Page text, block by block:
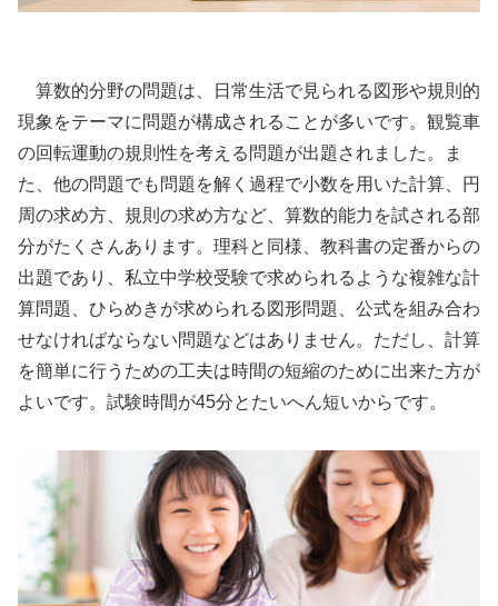
算数的分野の問題は、日常生活で見られる図形や規則的
現象をテーマに問題が構成されることが多いです。観覧車
の回転運動の規則性を考える問題が出題されました。ま
た、他の問題でも問題を解く過程で小数を用いた計算、円
周の求め方、規則の求め方など、算数的能力を試される部
分がたくさんあります。理科と同様、教科書の定番からの
出題であり、私立中学校受験で求められるような複雑な計
算問題、ひらめきが求められる図形問題、公式を組み合わ
せなければならない問題などはありません。ただし、計算
を簡単に行うための工夫は時間の短縮のために出来た方が
よいです。試験時間が45分とたいへん短いからです。